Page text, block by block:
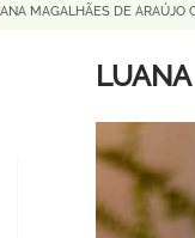
MAGALHÃES DE ARAÚJO